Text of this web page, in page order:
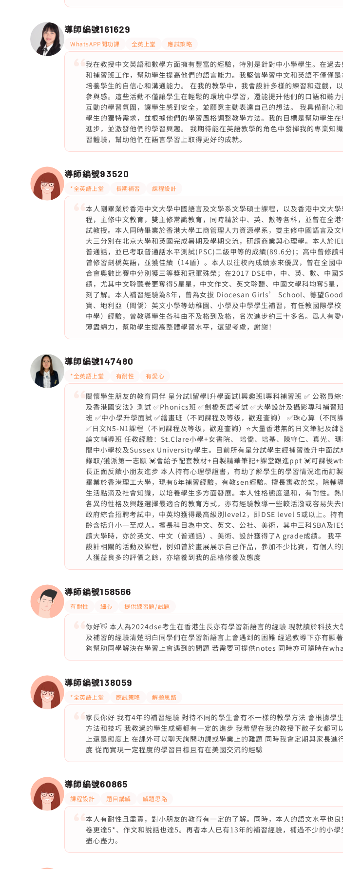
導師編號161629
WhatsAPP問功課 全英上堂 應試策略
我在教授中文英語和數學方面擁有豐富的經驗，特別是針對中小學學生。在過
和補習班工作，幫助學生提高他們的語言能力。我堅信學習中文和英語不僅僅
培養學生的自信心和溝通能力。 在我的教學中，我會設計多樣的練習和遊戲，
參與感。這些活動不僅讓學生在輕鬆的環境中學習，還能提升他們的口語和聽
互動的學習氛圍，讓學生感到安全，並願意主動表達自己的想法。 我具備耐心
學生的獨特需求，並根據他們的學習風格調整教學方法。我的目標是幫助學生
進步，並激發他們的學習興趣。 我期待能在英語教學的角色中發揮我的專業知
習體驗，幫助他們在語言學習上取得更好的成就。
導師編號93520
*全英語上堂 長期補習 課程設計
本人剛畢業於香港中文大學中國語言及文學系文學碩士課程，以及香港中文大
程，主修中文教育，雙主修常識教育，同時精於中、英、數等各科，並曾在全
試教授。本人同時畢業於香港大學工商管理人力資源學系，雙主修中國語言及
大三分別在北京大學和英國完成暑期及學期交流，研讀商業與心理學。本人於
普通話，並已考取普通話水平測試(PSC)二級甲等的成績(89.6分)；高中曾修讀
曾修習劍橋英語，並獲佳績（14盾）。本人以往校內成績素來優異，曾在全國
合會奧數比賽中分別獲三等獎和冠軍殊榮；在2017 DSE中，中、英、數、中國
績，尤其中文聆聽卷更奪得5星星，中文作文、英文聆聽、中國文學科均奪5星
刻了解。本人補習經驗為8年，曾為女拔 Diocesan Girls’ School、德望
寶、地利亞（閩僑）英文小學等幼稚園、小學及中學學生補習，有任教國際學校
中學）經驗，曾教導學生各科由不及格到及格，名次進步約三十多名。爲人有
薄盡綿力，幫助學生提高整體學習水平，還望考慮，謝謝！
導師編號147480
*全英語上堂 有耐性 有愛心
關懷學生朋友的教育同伴 ️呈分試l留學l升學面試l興趣班l專科補習班 ✅ 公務員
及香港國安法》測試 ✅Phonics班 ✅劍橋英語考試 ✅大學設計及攝影專科補習
班 ✅中小學升學面試 ✅繪畫班（不同課程及等级，歡迎查詢） ✅珠心算（不同
✅日文N5-N1課程（不同課程及等级，歡迎查詢）⭐️大量香港無的日文筆記及練
論文輔導班 任教經驗：St.Clare小學+女書院、 培僑、培基、陳守仁、真光、
間中小學校及Sussex University學生。目前所有呈分試學生經補習後升中面
錄取/獲派第一志願 💓會給予配套教材+自製精華筆記+課堂跟進ppt 💓可課後
長正面反饋小朋友進步 本人持有心理學證書，有助了解學生的學習情況進而訂製
畢業於香港理工大學，現有6年補習經驗，有教sen經驗。擅長寓教於樂，除輔
生活點滴及社會知識，以培養學生多方面發展。本人性格態度溫和，有耐性。
各異的性格及興趣選擇最適合的教育方式，亦有經驗教導一些較活潑或容易失
政府綜合招聘考試中，中英均獲得最高級別level2，即DSE level 5或以上。持
齡含括升小一至成人。擅長科目為中文、英文、公社、美術，其中三科SBA及
讀大學時，亦於英文、中文（普通話）、美術、設計獲得了A grade成績。 我
設計相關的活動及課程，例如曾於畫展展示自己作品，參加不少比賽，有個人
人獲益良多的評價之餘，亦培養到我的品格修養及態度
導師編號158566
有耐性 細心 提供練習題/試題
你好👋 本人為2024dse考生在香港生長亦有學習新語言的經驗 現就讀於科技大
及補習的經驗清楚明白同學們在學習新語言上會遇到的困難 經過教導下亦有顯
夠幫助同學解決在學習上會遇到的問題 若需要可提供notes 同時亦可隨時在
導師編號138059
*全英語上堂 應試策略 解題思路
家長你好 我有4年的補習經驗 對待不同的學生會有不一樣的教學方法 會根據學
方法和技巧 我教過的學生成績都有一定的進步 我希望在我的教授下敝子女都可
上還是態度上 在課外可以聊天詢問功課或學業上的難題 同時我會定期與家長進
度 從而實現一定程度的學習目標且有在美國交流的經驗
導師編號60865
課程設計 題目講解 解題思路
本人有耐性且盡責，對小朋友的教育有一定的了解。同時，本人的語文水平也
卷更達5*、作文和說話也達5。再者本人已有13年的補習經驗，補過不少的小
盡心盡力。